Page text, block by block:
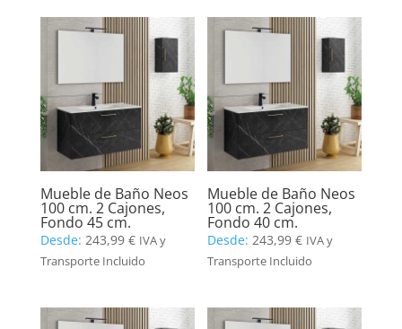
Mueble de Baño Neos
100 cm. 2 Cajones,
Fondo 45 cm.
Desde: 243,99 € IVA y
Transporte Incluido
Mueble de Baño Neos
100 cm. 2 Cajones,
Fondo 40 cm.
Desde:243,99€ IVA y
Transporte Incluido